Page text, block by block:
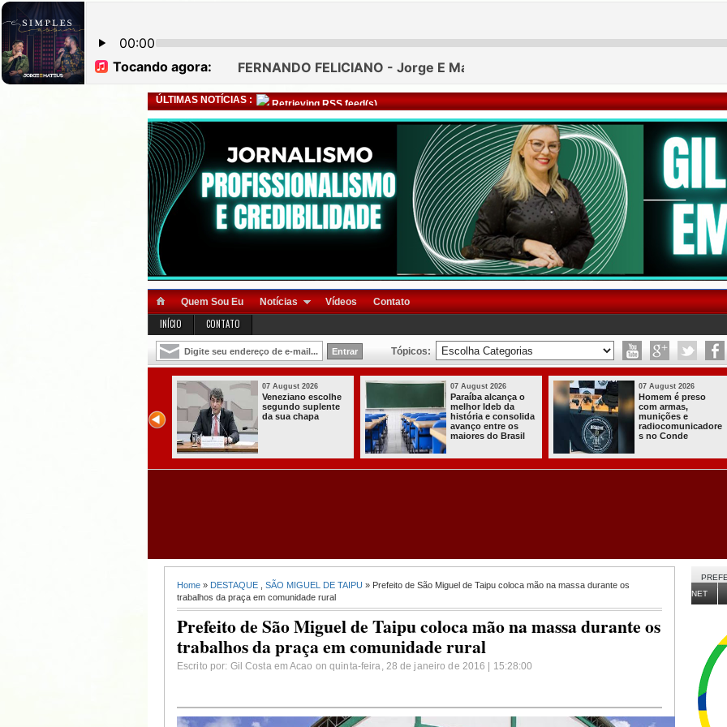
ÚLTIMAS NOTÍCIAS : Retrieving RSS feed(s)
Quem Sou Eu Notícias Vídeos Contato
INÍCIO CONTATO
Tópicos:
história e consolida
avanço entre os
07 August 2026
Homem é preso
com armas,
munições e
radiocomunicadore
03 August 2026
Itabaiana entregou
a primeira Cozinha
Comunitária
Solidária a
Comunidade do
03 August 2026
Secretaria de
Agricultura de
Itabaiana
da Sedap-PB
de 30 mil
comunidades
Home » DESTAQUE SÃO MIGUEL DE TAIPU » Prefeito de São Miguel de Taipu coloca mão na massa durante os
trabalhos da praça em comunidade rural
Prefeito de São Miguel de Taipu coloca mão na massa durante os
trabalhos da praça em comunidade rural
Escrito por: Gil Costa em Acao on quinta-feira, 28 de janeiro de 2016 | 15:28:00
NET